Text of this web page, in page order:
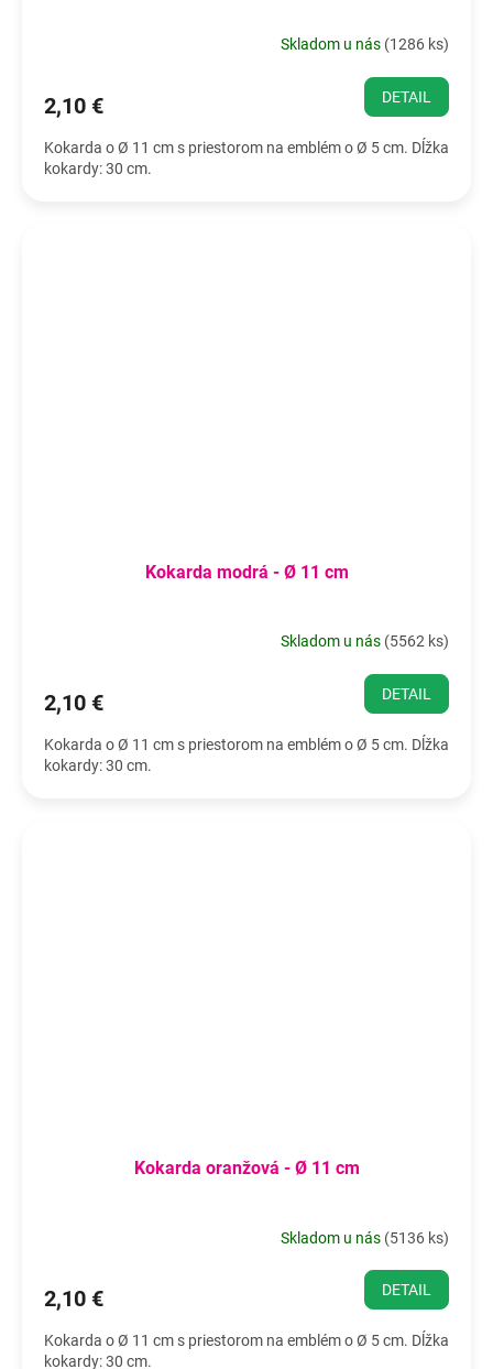
Skladom u nás (1286 ks)
2,10 € DETAIL
Kokarda o Ø 11 cm s priestorom na emblém o Ø 5 cm. Dĺžka
kokardy: 30 cm.
Kokarda modrá - Ø 11 cm
Skladom u nás (5562 ks)
2,10 € DETAIL
Kokarda o Ø 11 cm s priestorom na emblém o Ø 5 cm. Dĺžka
kokardy: 30 cm.
Kokarda oranžová - Ø 11 cm
Skladom u nás (5136 ks)
2,10 € DETAIL
Kokarda o Ø 11 cm s priestorom na emblém o Ø 5 cm. Dĺžka
kokardy: 30 cm.